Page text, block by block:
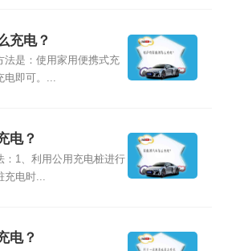
充电？
法是：使用家用便携式充
电即可。...
电？
：1、利用公用充电桩进行
电时...
电？